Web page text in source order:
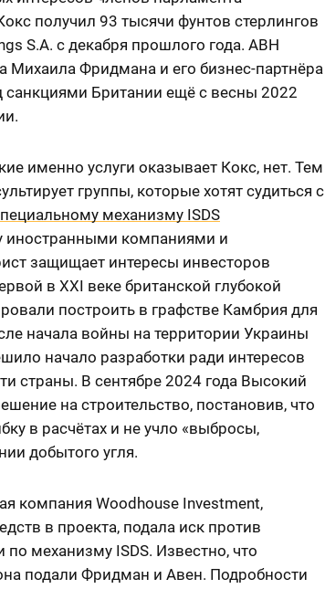
получил 93 тысячи фунтов стерлингов
S.A. с декабря прошлого года. ABH
Фридмана и его бизнес-партнёра
санкциями Британии ещё с весны 2022
именно услуги оказывает Кокс, нет. Тем
группы, которые хотят судиться с
механизму ISDS
иностранными компаниями и
защищает интересы инвесторов
в XXI веке британской глубокой
построить в графстве Камбрия для
начала войны на территории Украины
начало разработки ради интересов
страны. В сентябре 2024 года Высокий
на строительство, постановив, что
в расчётах и не учло «выбросы,
добытого угля.
компания Woodhouse Investment,
в проекта, подала иск против
механизму ISDS. Известно, что
подали Фридман и Авен. Подробности